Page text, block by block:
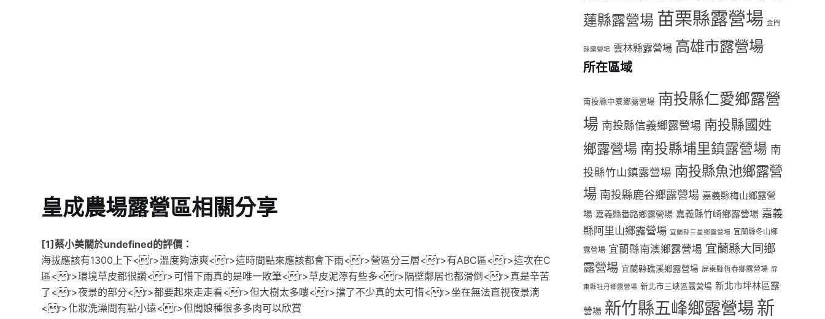
皇成農場露營區相關分享
[1]蔡小美關於undefined的評價：
海拔應該有1300上下<r>溫度夠涼爽<r>這時間點來應該都會下雨<r>營區分三層<r>有ABC區<r>這次在C
區<r>環境草皮都很讚<r>可惜下雨真的是唯一敗筆<r>草皮泥濘有些多<r>隔壁鄰居也都滑倒<r>真是辛苦
了<r>夜景的部分<r>都要起來走走看<r>但大樹太多嘍<r>擋了不少真的太可惜<r>坐在無法直視夜景滴
<r>化妝洗澡間有點小遠<r>但闆娘種很多多肉可以欣賞
蓮縣露營場 苗栗縣露營場 金門
縣露營場 雲林縣露營場 高雄市露營場
所在區域
南投縣中寮鄉露營場 南投縣仁愛鄉露營
場 南投縣信義鄉露營場 南投縣國姓
鄉露營場 南投縣埔里鎮露營場 南
投縣竹山鎮露營場 南投縣魚池鄉露營
場 南投縣鹿谷鄉露營場 嘉義縣梅山鄉露營
場 嘉義縣番路鄉露營場 嘉義縣竹崎鄉露營場 嘉義
縣阿里山鄉露營場 宜蘭縣三星鄉露營場 宜蘭縣冬山鄉
露營場 宜蘭縣南澳鄉露營場 宜蘭縣大同鄉
露營場 宜蘭縣礁溪鄉露營場 屏東縣恆春鄉露營場 屏
東縣牡丹鄉露營場 新北市三峽區露營場 新北市坪林區露
營場 新竹縣五峰鄉露營場新